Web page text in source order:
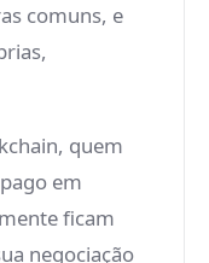
comuns, e
quem
em
ficam
negociação